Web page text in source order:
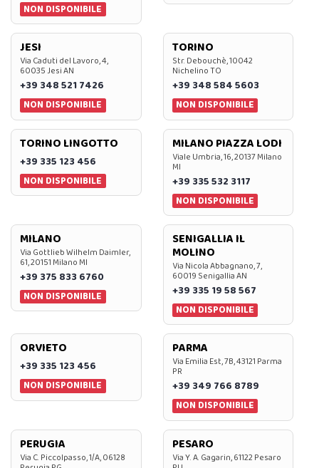
NON DISPONIBILE
JESI
Via Caduti del Lavoro, 4,
60035 Jesi AN
+39 348 521 7426
NON DISPONIBILE
TORINO
Str. Debouchè, 10042
Nichelino TO
+39 348 584 5603
NON DISPONIBILE
TORINO LINGOTTO
+39 335 123 456
NON DISPONIBILE
MILANO PIAZZA LODI
Viale Umbria, 16, 20137 Milano
MI
+39 335 532 3117
NON DISPONIBILE
MILANO
Via Gottlieb Wilhelm Daimler,
61, 20151 Milano MI
+39 375 833 6760
NON DISPONIBILE
SENIGALLIA IL
MOLINO
Via Nicola Abbagnano, 7,
60019 Senigallia AN
+39 335 19 58 567
NON DISPONIBILE
ORVIETO
+39 335 123 456
NON DISPONIBILE
PARMA
Via Emilia Est, 7B, 43121 Parma
PR
+39 349 766 8789
NON DISPONIBILE
PERUGIA
Via C. Piccolpasso, 1/A, 06128
PESARO
Via Y. A. Gagarin, 61122 Pesaro